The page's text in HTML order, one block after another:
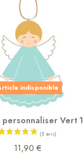
indisponible
personnaliser Vert 1
11,90 €